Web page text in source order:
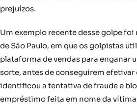
prejuízos.
Um exemplo recente desse golpe
de São Paulo, em que os golpistas
plataforma de vendas para enganar
sorte, antes de conseguirem efetivar
identificou a tentativa de fraude e
empréstimo feita em nome da